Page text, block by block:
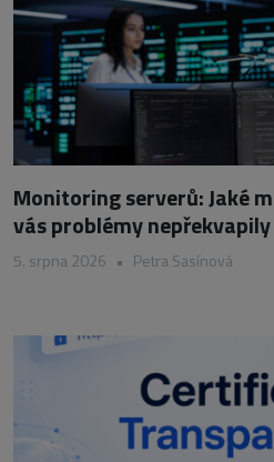
Monitoring serverů: Jaké
vás problémy nepřekvapily
5. srpna 2026 • Petra Sasínová